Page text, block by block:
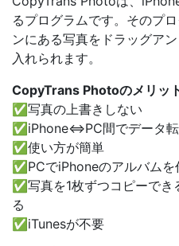
るプログラムです。そのプ
ンにある写真をドラッグア
入れられます。
CopyTrans Photoのメリッ
✅写真の上書きしない
✅iPhone⇔PC間でデータ転
✅使い方が簡単
✅PCでiPhoneのアルバムを
✅写真を1枚ずつコピーでき
る
✅iTunesが不要